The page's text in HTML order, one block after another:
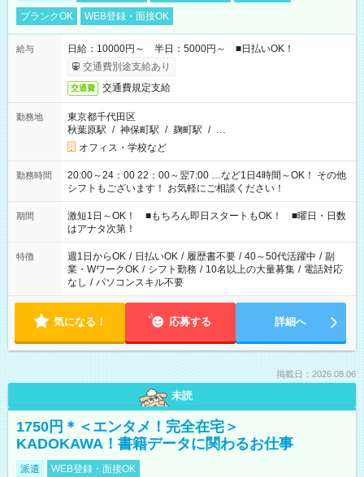
ブランクOK
WEB登録・面接OK
給与
日給：10000円～ 半日：5000円～ ■日払いOK！
交通費別途支給あり
交通費 交通費規定支給
勤務地
東京都千代田区
秋葉原駅 / 神保町駅 / 麹町駅 / …
オフィス・学校など
勤務時間
20:00～24：00 22：00～翌7:00 …など1日4時間～OK！ その他
シフトもございます！ お気軽にご相談ください！
期間
激短1日～OK！ ■もちろん即日スタートもOK！ ■曜日・日数
はアナタ次第！
特徴 週1日からOK / 日払いOK / 履歴書不要 / 40～50代活躍中 / 副
業・WワークOK / シフト勤務 / 10名以上の大量募集 / 電話対応
なし / パソコンスキル不要
気になる！ 応募する 詳細へ
掲載日：2026.08.06
未読
1750円＊＜エンタメ！完全在宅＞
KADOKAWA！書籍データに関わるお仕事
派遣 WEB登録・面接OK